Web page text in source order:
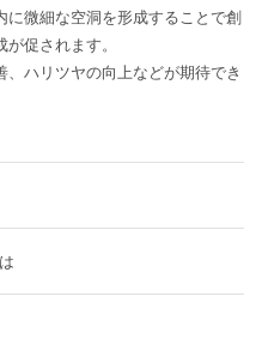
微細な空洞を形成することで創
促されます。
ハリツヤの向上などが期待でき